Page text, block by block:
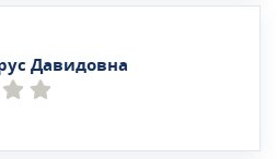
Давидовна